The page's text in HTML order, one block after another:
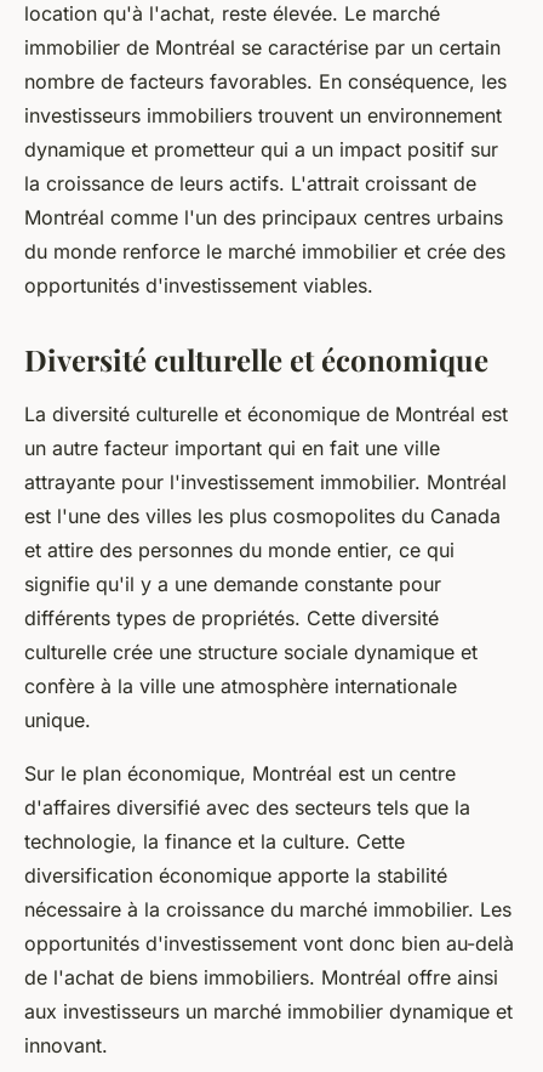
location qu'à l'achat, reste élevée. Le marché
immobilier de Montréal se caractérise par un certain
nombre de facteurs favorables. En conséquence, les
investisseurs immobiliers trouvent un environnement
dynamique et prometteur qui a un impact positif sur
la croissance de leurs actifs. L'attrait croissant de
Montréal comme l'un des principaux centres urbains
du monde renforce le marché immobilier et crée des
opportunités d'investissement viables.
Diversité culturelle et économique
La diversité culturelle et économique de Montréal est
un autre facteur important qui en fait une ville
attrayante pour l'investissement immobilier. Montréal
est l'une des villes les plus cosmopolites du Canada
et attire des personnes du monde entier, ce qui
signifie qu'il y a une demande constante pour
différents types de propriétés. Cette diversité
culturelle crée une structure sociale dynamique et
confère à la ville une atmosphère internationale
unique.
Sur le plan économique, Montréal est un centre
d'affaires diversifié avec des secteurs tels que la
technologie, la finance et la culture. Cette
diversification économique apporte la stabilité
nécessaire à la croissance du marché immobilier. Les
opportunités d'investissement vont donc bien au-delà
de l'achat de biens immobiliers. Montréal offre ainsi
aux investisseurs un marché immobilier dynamique et
innovant.